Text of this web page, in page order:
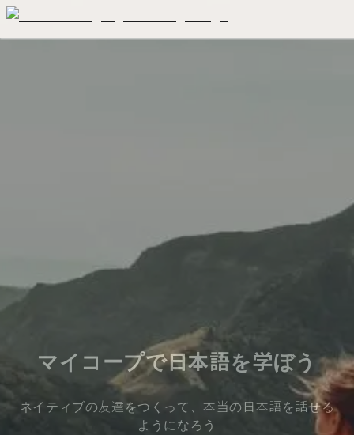
マイコープで日本語を学ぼう
ネイティブの友達をつくって、本当の日本語を話せる
ようになろう